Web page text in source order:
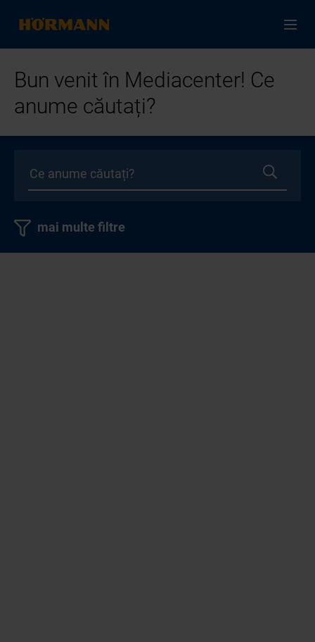
Bun venit în Mediacenter! Ce
anume căutați?
mai multe filtre